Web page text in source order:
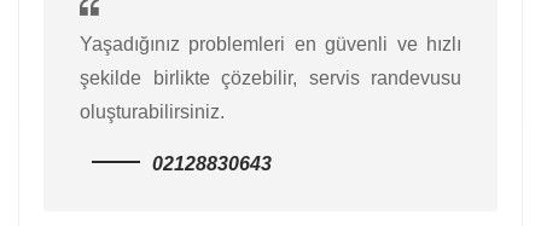
Yaşadığınız problemleri en güvenli ve hızlı
şekilde birlikte çözebilir, servis randevusu
oluşturabilirsiniz.
02128830643